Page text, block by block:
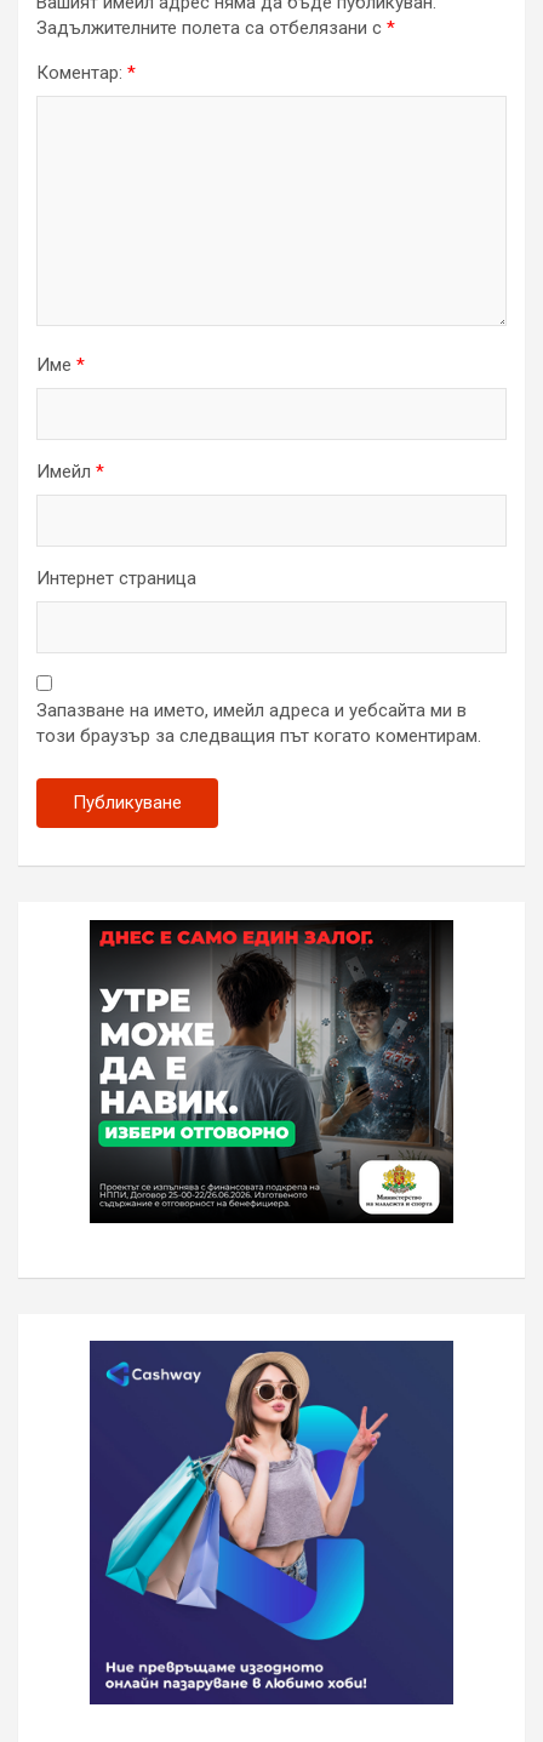
Задължителните полета са отбелязани с *
Коментар: *
Име *
Имейл *
Интернет страница
Запазване на името, имейл адреса и уебсайта ми в
този браузър за следващия път когато коментирам.